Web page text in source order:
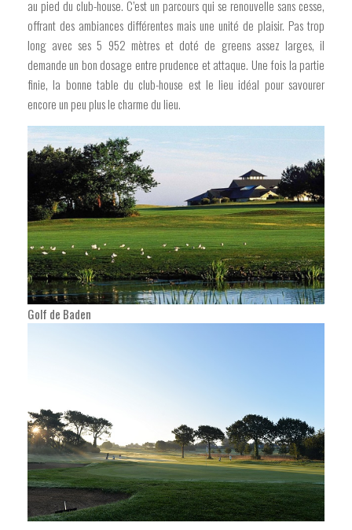
au pied du club-house. C’est un parcours qui se renouvelle sans cesse,
offrant des ambiances différentes mais une unité de plaisir. Pas trop
long avec ses 5 952 mètres et doté de greens assez larges, il
demande un bon dosage entre prudence et attaque. Une fois la partie
finie, la bonne table du club-house est le lieu idéal pour savourer
encore un peu plus le charme du lieu.
Golf de Baden